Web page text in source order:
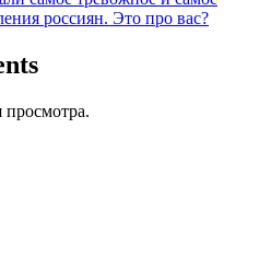
россиян. Это про вас?
просмотра.